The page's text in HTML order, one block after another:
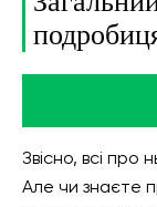
Звісно, всі про
Але чи знаєте